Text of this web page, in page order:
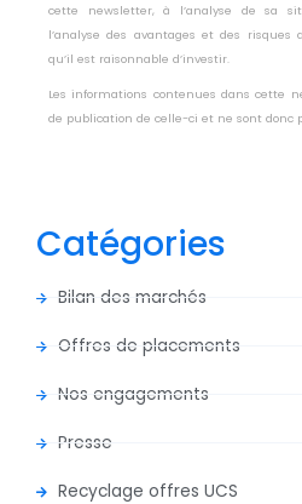
cette newsletter, à l’analyse de sa
l’analyse des avantages et des
qu’il est raisonnable d’investir.
Les informations contenues dans cette
de publication de celle-ci et ne sont donc
Catégories
Bilan des marchés
Offres de placements
Nos engagements
Presse
Recyclage offres UCS